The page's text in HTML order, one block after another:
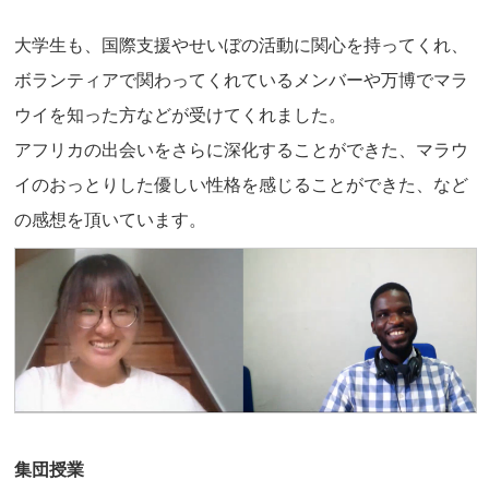
大学生も、国際支援やせいぼの活動に関心を持ってくれ、
ボランティアで関わってくれているメンバーや万博でマラ
ウイを知った方などが受けてくれました。
アフリカの出会いをさらに深化することができた、マラウ
イのおっとりした優しい性格を感じることができた、など
の感想を頂いています。
集団授業